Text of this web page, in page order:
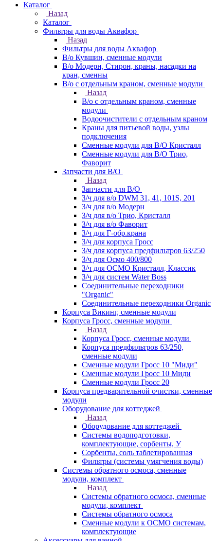
Каталог
Назад
Каталог
Фильтры для воды Аквафор
Назад
Фильтры для воды Аквафор
В/о Кувшин, сменные модули
В/о Модерн, Стирон, краны, насадки на
кран, сменны
В/о с отдельным краном, сменные модули
Назад
В/о с отдельным краном, сменные
модули
Водоочистители с отдельным краном
Краны для питьевой воды, узлы
подключения
Сменные модули для В/О Кристалл
Сменные модули для В/О Трио,
Фаворит
Запчасти для В/О
Назад
Запчасти для В/О
З/ч для в/о DWM 31, 41, 101S, 201
З/ч для в/о Модерн
З/ч для в/о Трио, Кристалл
З/ч для в/о Фаворит
З/ч для Г-обр.крана
З/ч для корпуса Гросс
З/ч для корпуса предфильтров 63/250
З/ч для Осмо 400/800
З/ч для ОСМО Кристалл, Классик
З/ч для систем Water Boss
Соединительные переходники
"Organic"
Соединительные переходники Organic
Корпуса Викинг, сменные модули
Корпуса Гросс, сменные модули
Назад
Корпуса Гросс, сменные модули
Корпуса предфильтров 63/250,
сменные модули
Сменные модули Гросс 10 "Миди"
Сменные модули Гросс 10 Миди
Сменные модули Гросс 20
Корпуса предварительной очистки, сменные
модули
Оборудование для коттеджей
Назад
Оборудование для коттеджей
Системы водоподготовки,
комплектующие, сорбенты, У
Сорбенты, соль таблетированная
Фильтры (системы умягчения воды)
Системы обратного осмоса, сменные
модули, комплект
Назад
Системы обратного осмоса, сменные
модули, комплект
Системы обратного осмоса
Сменные модули к ОСМО системам,
комплектующие